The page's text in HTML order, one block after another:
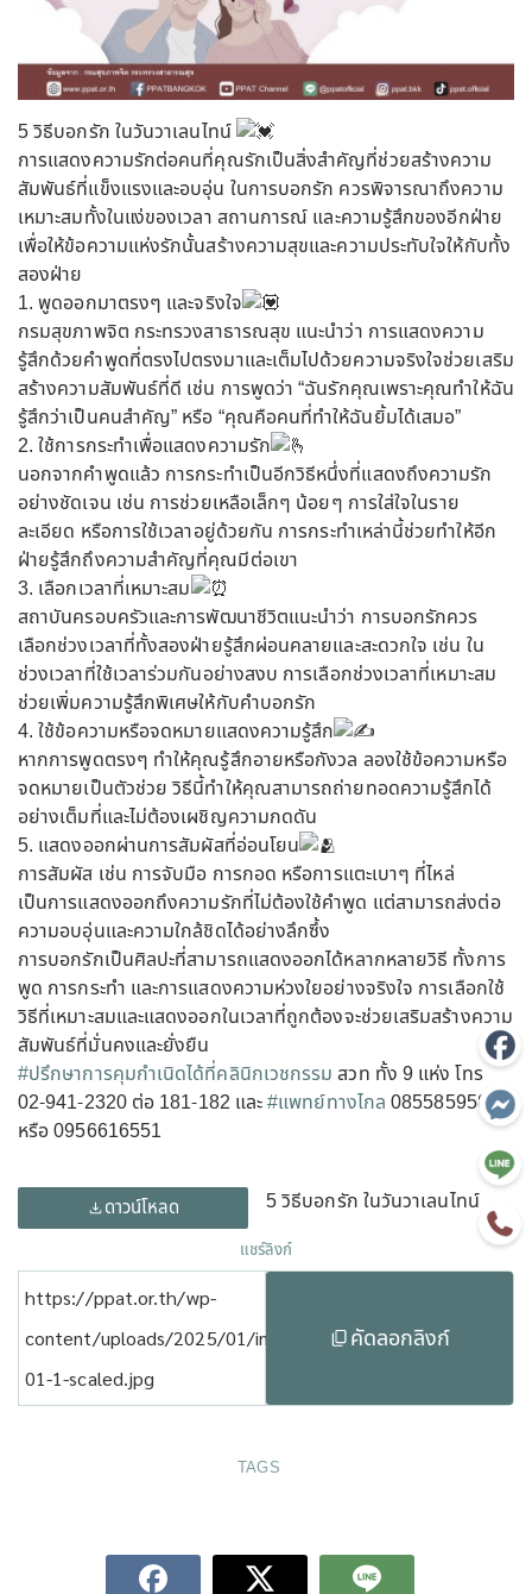
5 วิธีบอกรัก ในวันวาเลนไทน์
การแสดงความรักต่อคนที่คุณรักเป็นสิ่งสำคัญที่ช่วยสร้างความ
สัมพันธ์ที่แข็งแรงและอบอุ่น ในการบอกรัก ควรพิจารณาถึงความ
เหมาะสมทั้งในแง่ของเวลา สถานการณ์ และความรู้สึกของอีกฝ่าย
เพื่อให้ข้อความแห่งรักนั้นสร้างความสุขและความประทับใจให้กับทั้ง
สองฝ่าย
1. พูดออกมาตรงๆ และจริงใจ
กรมสุขภาพจิต กระทรวงสาธารณสุข แนะนำว่า การแสดงความ
รู้สึกด้วยคำพูดที่ตรงไปตรงมาและเต็มไปด้วยความจริงใจช่วยเสริม
สร้างความสัมพันธ์ที่ดี เช่น การพูดว่า “ฉันรักคุณเพราะคุณทำให้ฉัน
รู้สึกว่าเป็นคนสำคัญ” หรือ “คุณคือคนที่ทำให้ฉันยิ้มได้เสมอ”
2. ใช้การกระทำเพื่อแสดงความรัก
นอกจากคำพูดแล้ว การกระทำเป็นอีกวิธีหนึ่งที่แสดงถึงความรัก
อย่างชัดเจน เช่น การช่วยเหลือเล็กๆ น้อยๆ การใส่ใจในราย
ละเอียด หรือการใช้เวลาอยู่ด้วยกัน การกระทำเหล่านี้ช่วยทำให้อีก
ฝ่ายรู้สึกถึงความสำคัญที่คุณมีต่อเขา
3. เลือกเวลาที่เหมาะสม
สถาบันครอบครัวและการพัฒนาชีวิตแนะนำว่า การบอกรักควร
เลือกช่วงเวลาที่ทั้งสองฝ่ายรู้สึกผ่อนคลายและสะดวกใจ เช่น ใน
ช่วงเวลาที่ใช้เวลาร่วมกันอย่างสงบ การเลือกช่วงเวลาที่เหมาะสม
ช่วยเพิ่มความรู้สึกพิเศษให้กับคำบอกรัก
4. ใช้ข้อความหรือจดหมายแสดงความรู้สึก
หากการพูดตรงๆ ทำให้คุณรู้สึกอายหรือกังวล ลองใช้ข้อความหรือ
จดหมายเป็นตัวช่วย วิธีนี้ทำให้คุณสามารถถ่ายทอดความรู้สึกได้
อย่างเต็มที่และไม่ต้องเผชิญความกดดัน
5. แสดงออกผ่านการสัมผัสที่อ่อนโยน
การสัมผัส เช่น การจับมือ การกอด หรือการแตะเบาๆ ที่ไหล่
เป็นการแสดงออกถึงความรักที่ไม่ต้องใช้คำพูด แต่สามารถส่งต่อ
ความอบอุ่นและความใกล้ชิดได้อย่างลึกซึ้ง
การบอกรักเป็นศิลปะที่สามารถแสดงออกได้หลากหลายวิธี ทั้งการ
พูด การกระทำ และการแสดงความห่วงใยอย่างจริงใจ การเลือกใช้
วิธีที่เหมาะสมและแสดงออกในเวลาที่ถูกต้องจะช่วยเสริมสร้างความ
สัมพันธ์ที่มั่นคงและยั่งยืน
#ปรึกษาการคุมกำเนิดได้ที่คลินิกเวชกรรม สวท ทั้ง 9 แห่ง โทร
02-941-2320 ต่อ 181-182 และ#แพทย์ทางไกล 0855859580
หรือ 0956616551
ดาวน์โหลด 5 วิธีบอกรัก ในวันวาเลนไทน์
แชร์ลิงก์
https://ppat.or.th/wp-
content/uploads/2025/01/info-
01-1-scaled.jpg
คัดลอกลิงก์
TAGS